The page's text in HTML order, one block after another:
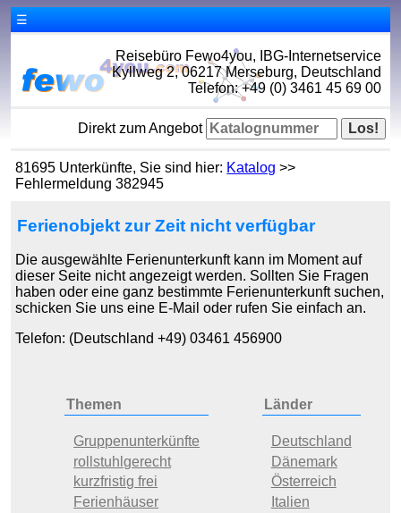
☰
Reisebüro Fewo4you, IBG-Internetservice
Kyllweg 2, 06217 Merseburg, Deutschland
Telefon: +49 (0) 3461 45 69 00
Direkt zum Angebot
81695 Unterkünfte, Sie sind hier: Katalog >>
Fehlermeldung 382945
Ferienobjekt zur Zeit nicht verfügbar
Die ausgewählte Ferienunterkunft kann im Moment auf
dieser Seite nicht angezeigt werden. Sollten Sie Fragen
haben oder eine ganz bestimmte Ferienunterkunft suchen,
schicken Sie uns eine E-Mail oder rufen Sie einfach an.
Telefon: (Deutschland +49) 03461 456900
Themen
Gruppenunterkünfte
rollstuhlgerecht
kurzfristig frei
Ferienhäuser
Länder
Deutschland
Dänemark
Österreich
Italien